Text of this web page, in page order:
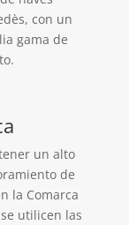
con un
gama de
un alto
de
la Comarca
utilicen las